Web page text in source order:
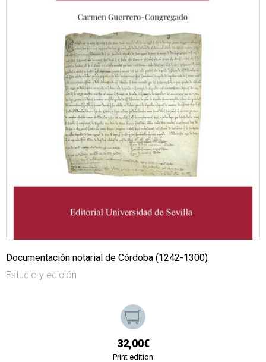
Documentación notarial de Córdoba (1242-1300)
Estudio y edición
32,00€
Print edition